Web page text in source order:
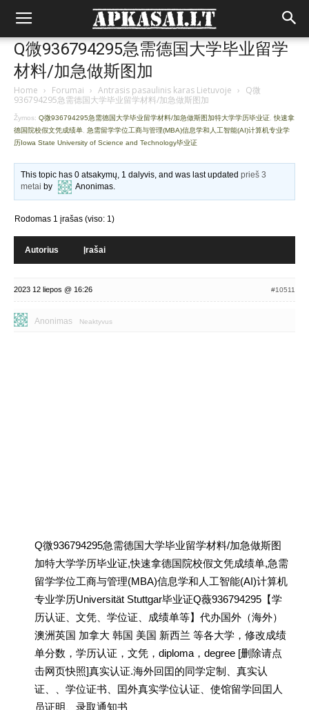
Q微936794295急需德国大学毕业留学
材料/加急做斯图加
Home › Forumai › Antrasis pasaulinis karas Lietuvoje › Q微
936794295急需德国大学毕业留学材料/加急做斯图加
Žymos: Q微936794295急需德国大学毕业留学材料/加急做斯图加特大学学历毕业证 快速拿
德国院校假文凭成绩单 急需留学学位工商与管理(MBA)信息学和人工智能(AI)计算机专业学
历Iowa State University of Science and Technology毕业证
This topic has 0 atsakymų, 1 dalyvis, and was last updatedprieš 3
metai by Anonimas.
Rodomas 1 įrašas (viso: 1)
Autorius Įrašai
2023 12 liepos @ 16:26 #10511
Anonimas Neaktyvus
Q微936794295急需德国大学毕业留学材料/加急做斯图
加特大学学历毕业证,快速拿德国院校假文凭成绩单,急需
留学学位工商与管理(MBA)信息学和人工智能(AI)计算机
专业学历Universität Stuttgar毕业证Q薇936794295【学
历认证、文凭、学位证、成绩单等】代办国外（海外）
澳洲英国 加拿大 韩国 美国 新西兰 等各大学，修改成绩
单分数，学历认证，文凭，diploma，degree [删除请点
击网页快照]真实认证.海外回囯的同学定制、真实认
证、、学位证书、囯外真实学位认证、使馆留学回囯人
员证明、录取通知书